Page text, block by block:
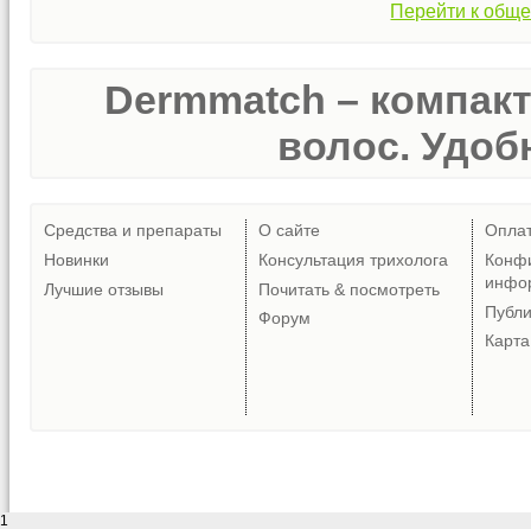
Перейти к
Dermmatch –
волос.
Средства и препараты
Новинки
Лучшие отзывы
О сайте
Консультация трихолога
Почитать & посмотреть
Форум
1